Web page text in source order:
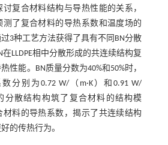
复合材料结构与导热性能的关系，
测了复合材料的导热系数和温度场的
3种工艺方法获得了具有不同BN分散
LLDPE相中分散形成的共连续结构复
性能。BN质量分数为40%和50%时，
分别为0.72 W/（m·K）和0.91 W/
分散结构构筑了复合材料的结构模
材料的导热系数，揭示了共连续结构
的传热行为。